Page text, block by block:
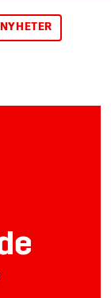
NYHETER